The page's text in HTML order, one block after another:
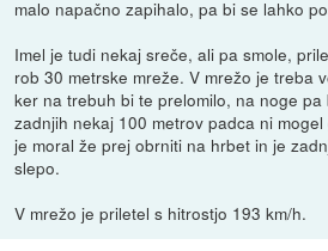
malo napačno zapihalo, pa bi se lahko
Imel je tudi nekaj sreče, ali pa smole,
rob 30 metrske mreže. V mrežo je treba
ker na trebuh bi te prelomilo, na noge pa
zadnjih nekaj 100 metrov padca ni
je moral že prej obrniti na hrbet in je
slepo.
V mrežo je priletel s hitrostjo 193 km/h.